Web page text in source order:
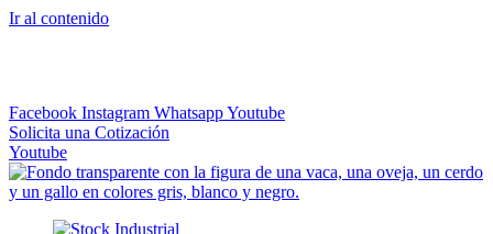
Ir al contenido
Facebook Instagram WhatsappYoutube
Solicita una Cotización
Youtube